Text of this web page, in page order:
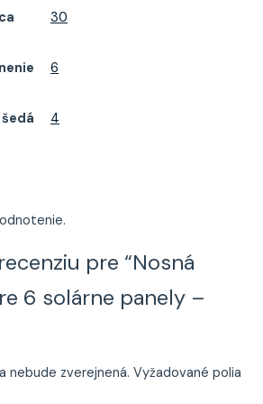
30
6
4
pre “Nosná
6 solárne panely –
nebude zverejnená. Vyžadované polia